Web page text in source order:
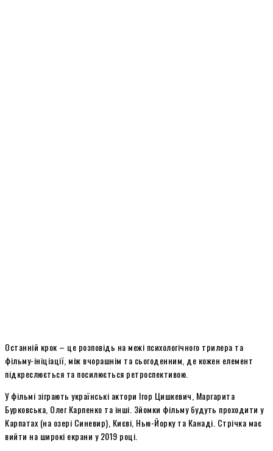
Останній крок – це розповідь на межі психологічного трилера та
фільму-ініціації, між вчорашнім та сьогоденним, де кожен елемент
підкреслюється та посилюється ретроспективою.
У фільмі зіграють українські актори Ігор Цишкевич, Маргарита
Бурковська, Олег Карпенко та інші. Зйомки фільму будуть проходити у
Карпатах (на озері Синевир), Києві, Нью-Йорку та Канаді. Стрічка має
вийти на широкі екрани у 2019 році.